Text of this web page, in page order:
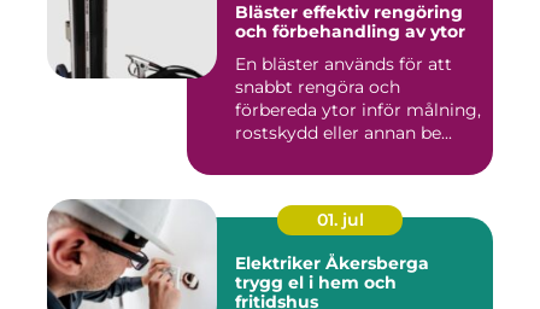
Bläster effektiv rengöring
och förbehandling av ytor
En bläster används för att
snabbt rengöra och
förbereda ytor inför målning,
rostskydd eller annan be...
01. jul
Elektriker Åkersberga
trygg el i hem och
fritidshus